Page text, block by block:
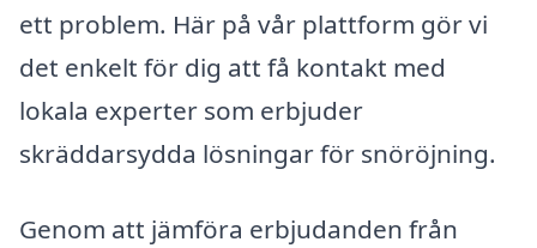
ett problem. Här på vår plattform gör vi
det enkelt för dig att få kontakt med
lokala experter som erbjuder
skräddarsydda lösningar för snöröjning.
Genom att jämföra erbjudanden från